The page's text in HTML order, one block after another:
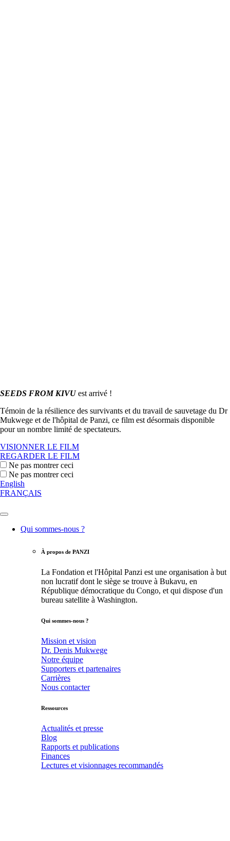
SEEDS FROM KIVUest arrivé !
Témoin de la résilience des survivants et du travail de sauvetage du Dr
Mukwege et de l'hôpital de Panzi, ce film est désormais disponible
pour un nombre limité de spectateurs.
VISIONNER LE FILM
REGARDER LE FILM
Ne pas montrer ceci
Ne pas montrer ceci
English
FRANÇAIS
Qui sommes-nous ?
À propos de PANZI
La Fondation et l'Hôpital Panzi est une organisation à but
non lucratif dont le siège se trouve à Bukavu, en
République démocratique du Congo, et qui dispose d'un
bureau satellite à Washington.
Qui sommes-nous ?
Mission et vision
Dr. Denis Mukwege
Notre équipe
Supporters et partenaires
Carrières
Nous contacter
Ressources
Actualités et presse
Blog
Rapports et publications
Finances
Lectures et visionnages recommandés